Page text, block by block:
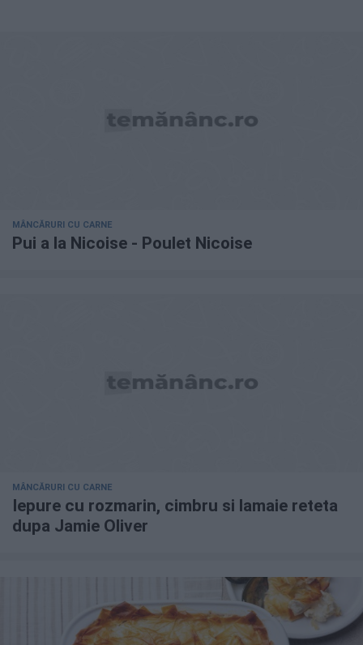
MÂNCĂRURI CU CARNE
Pui a la Nicoise - Poulet Nicoise
MÂNCĂRURI CU CARNE
Iepure cu rozmarin, cimbru si lamaie reteta
dupa Jamie Oliver